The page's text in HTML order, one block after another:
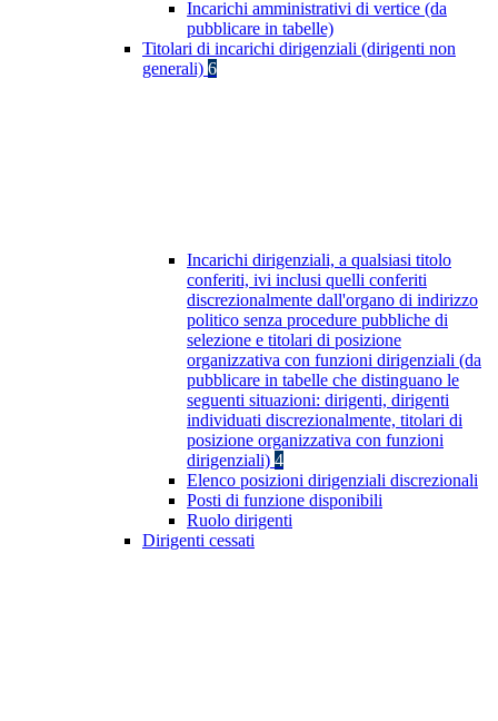
Incarichi amministrativi di vertice (da
pubblicare in tabelle)
Titolari di incarichi dirigenziali (dirigenti non
generali) 6
Incarichi dirigenziali, a qualsiasi titolo
conferiti, ivi inclusi quelli conferiti
discrezionalmente dall'organo di indirizzo
politico senza procedure pubbliche di
selezione e titolari di posizione
organizzativa con funzioni dirigenziali (da
pubblicare in tabelle che distinguano le
seguenti situazioni: dirigenti, dirigenti
individuati discrezionalmente, titolari di
posizione organizzativa con funzioni
dirigenziali) 4
Elenco posizioni dirigenziali discrezionali
Posti di funzione disponibili
Ruolo dirigenti
Dirigenti cessati